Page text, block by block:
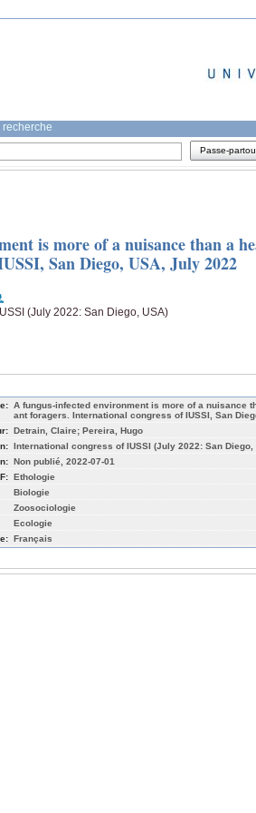
recherche
Passe-
is more of a nuisance than a
San Diego, USA, July 2022
(July 2022: San Diego, USA)
A fungus-infected environment is more of a nuisance
ant foragers. International congress of IUSSI, San
Detrain, Claire; Pereira, Hugo
International congress of IUSSI (July 2022: San Diego,
Non publié, 2022-07-01
Ethologie
Biologie
Zoosociologie
Ecologie
Français